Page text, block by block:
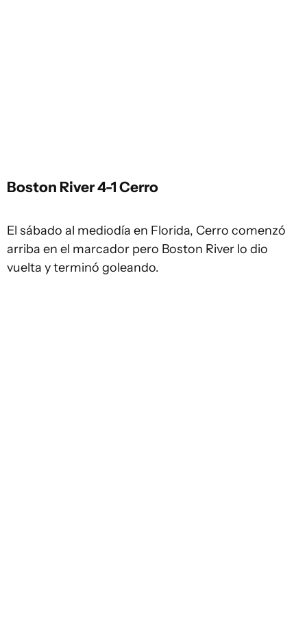
Boston River 4-1 Cerro
El sábado al mediodía en Florida, Cerro comenzó
arriba en el marcador pero Boston River lo dio
vuelta y terminó goleando.